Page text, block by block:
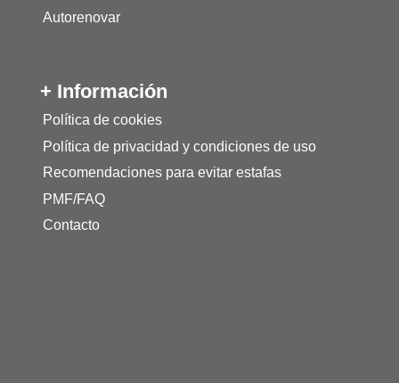
Autorenovar
+ Información
Política de cookies
Política de privacidad y condiciones de uso
Recomendaciones para evitar estafas
PMF/FAQ
Contacto